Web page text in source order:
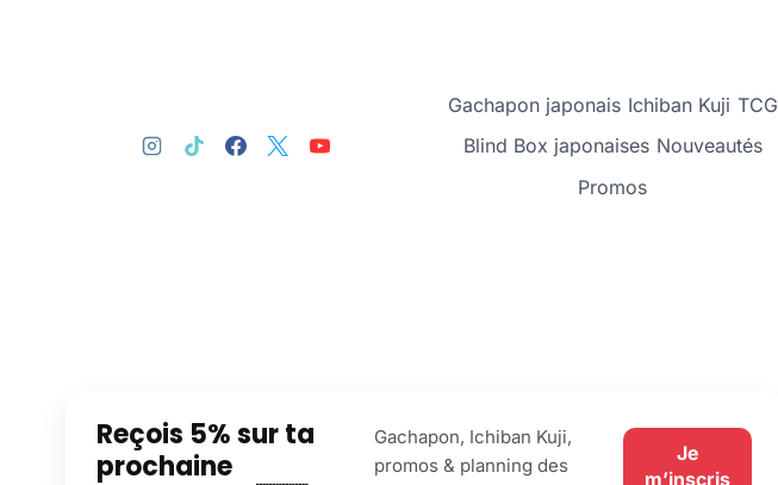
Gachapon japonais Ichiban Kuji TCG
Blind Box japonaises Nouveautés
Promos
Reçois 5% sur ta
prochaine
Gachapon, Ichiban Kuji,
promos & planning des
Je
m’inscris